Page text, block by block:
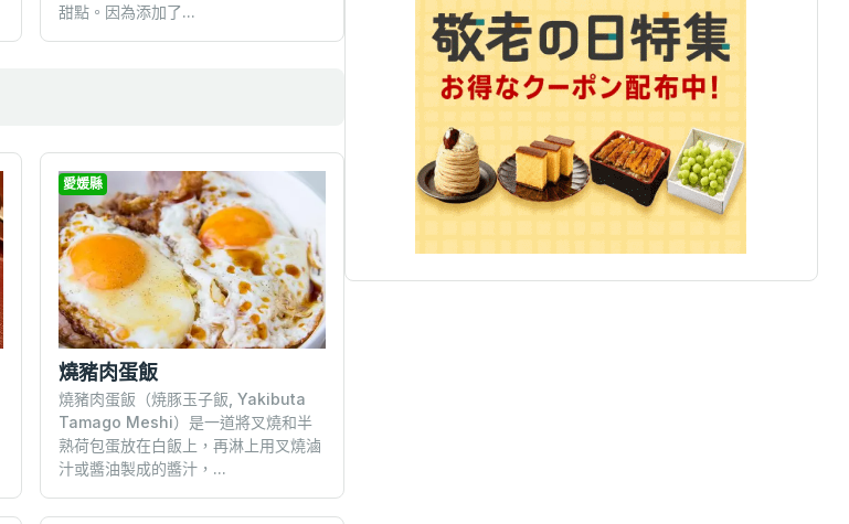
甜點。因為添加了...
愛媛縣
燒豬肉蛋飯
燒豬肉蛋飯（焼豚玉子飯, Yakibuta
Tamago Meshi）是一道將叉燒和半
熟荷包蛋放在白飯上，再淋上用叉燒滷
汁或醬油製成的醬汁，...